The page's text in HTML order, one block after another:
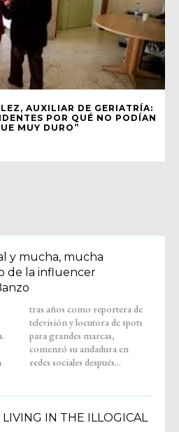
AUXILIAR DE GERIATRÍA:
POR QUÉ NO PODÍAN
MUY DURO”
y mucha, mucha
de la influencer
redes sociales después...
LIVING IN THE ILLOGICAL